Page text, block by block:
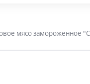
мясо замороженное